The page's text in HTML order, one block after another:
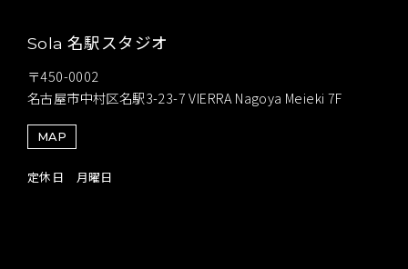
Sola 名駅スタジオ
〒450-0002
名古屋市中村区名駅3-23-7 VIERRA Nagoya Meieki 7F
MAP
定休日 月曜日